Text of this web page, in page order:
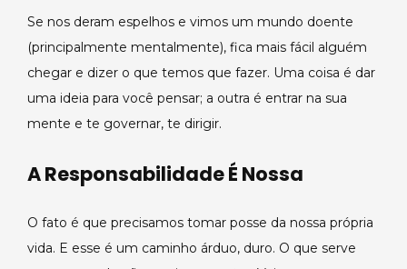
Se nos deram espelhos e vimos um mundo doente
(principalmente mentalmente), fica mais fácil alguém
chegar e dizer o que temos que fazer. Uma coisa é dar
uma ideia para você pensar; a outra é entrar na sua
mente e te governar, te dirigir.
A Responsabilidade É Nossa
O fato é que precisamos tomar posse da nossa própria
vida. E esse é um caminho árduo, duro. O que serve